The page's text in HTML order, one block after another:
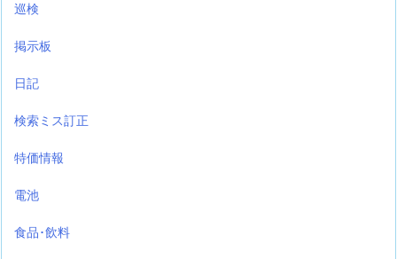
巡検
掲示板
日記
検索ミス訂正
特価情報
電池
食品･飲料